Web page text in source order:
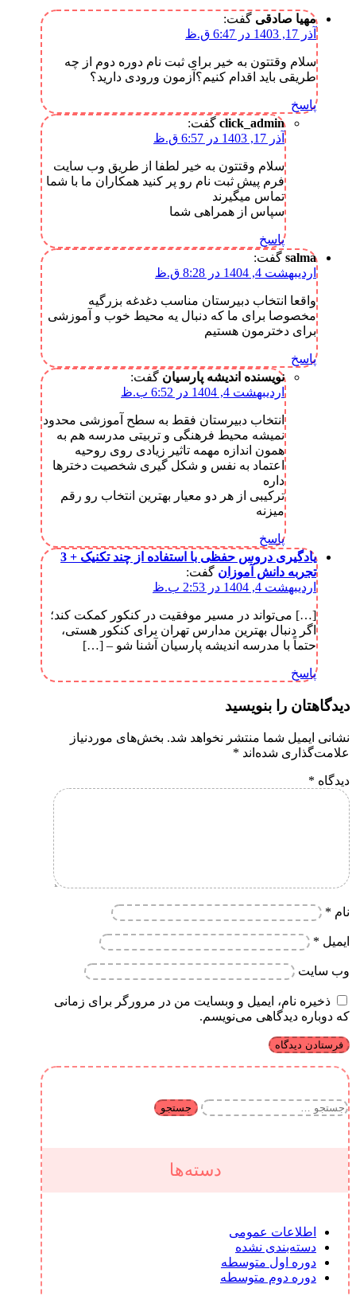
مهیا صادقی گفت:
آذر 17, 1403 در 6:47 ق.ظ
سلام وقتتون به خیر برای ثبت نام دوره دوم از چه
طریقی باید اقدام کنیم؟آزمون ورودی دارید؟
پاسخ
click_admin گفت:
آذر 17, 1403 در 6:57 ق.ظ
سلام وقتتون به خیر لطفا از طریق وب سایت
فرم پیش ثبت نام رو پر کنید همکاران ما با شما
تماس میگیرند
سپاس از همراهی شما
پاسخ
salma گفت:
اردیبهشت 4, 1404 در 8:28 ق.ظ
واقعا انتخاب دبیرستان مناسب دغدغه بزرگیه
مخصوصا برای ما که دنبال یه محیط خوب و آموزشی
برای دخترمون هستیم
پاسخ
نویسنده اندیشه پارسیان گفت:
اردیبهشت 4, 1404 در 6:52 ب.ظ
انتخاب دبیرستان فقط به سطح آموزشی محدود
نمیشه محیط فرهنگی و تربیتی مدرسه هم به
همون اندازه مهمه تاثیر زیادی روی روحیه
اعتماد به نفس و شکل گیری شخصیت دخترها
داره
ترکیبی از هر دو معیار بهترین انتخاب رو رقم
میزنه
پاسخ
یادگیری دروس حفظی با استفاده از چند تکنیک + 3
تجربه دانش آموزان گفت:
اردیبهشت 4, 1404 در 2:53 ب.ظ
[…] می‌تواند در مسیر موفقیت در کنکور کمکت کند؛
اگر دنبال بهترین مدارس تهران برای کنکور هستی،
حتماً با مدرسه اندیشه پارسیان آشنا شو – […]
پاسخ
دیدگاهتان را بنویسید
نشانی ایمیل شما منتشر نخواهد شد. بخش‌های موردنیاز
علامت‌گذاری شده‌اند *
دیدگاه *
نام *
ایمیل *
وب‌ سایت
ذخیره نام، ایمیل و وبسایت من در مرورگر برای زمانی
که دوباره دیدگاهی می‌نویسم.
جستجو
برای:
دسته‌ها
اطلاعات عمومی
دسته‌بندی نشده
دوره اول متوسطه
دوره دوم متوسطه